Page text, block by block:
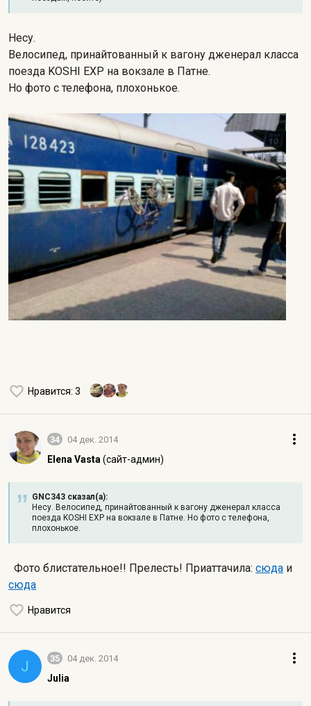
Несу.
Велосипед, принайтованный к вагону дженерал класса
поезда KOSHI EXP на вокзале в Патне.
Но фото с телефона, плохонькое.
Нравится: 3
34 04 дек. 2014
Elena Vasta (сайт-админ)
GNC343 сказал(а):
Несу. Велосипед, принайтованный к вагону дженерал класса
поезда KOSHI EXP на вокзале в Патне. Но фото с телефона,
плохонькое.
Фото блистательное!! Прелесть! Приаттачила: сюда и
сюда
Нравится
J 35 04 дек. 2014
Julia